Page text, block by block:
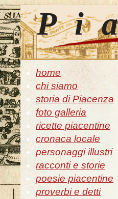
home
chi siamo
storia di Piacenza
foto galleria
ricette piacentine
cronaca locale
personaggi illustri
racconti e storie
poesie piacentine
proverbi e detti